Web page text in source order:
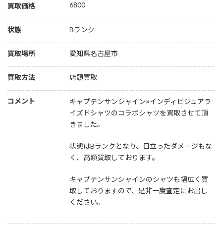
買取価格 6800
状態 Bランク
買取場所 愛知県名古屋市
買取方法 店頭買取
コメント
キャプテンサンシャイン×インディビジュアラ
イズドシャツのコラボシャツを買取させて頂
きました。
状態はBランクとなり、目立ったダメージもな
く、高額買取しております。
キャプテンサンシャインのシャツも幅広く買
取しておりますので、是非一度査定にお出し
ください。